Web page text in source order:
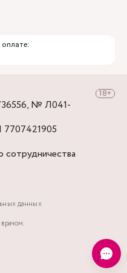
через калитку
получите в СМС, а
Вход в клинику
закрытая, поэтому
будет
можете позвонить
до цели.
№ Л041-
данных